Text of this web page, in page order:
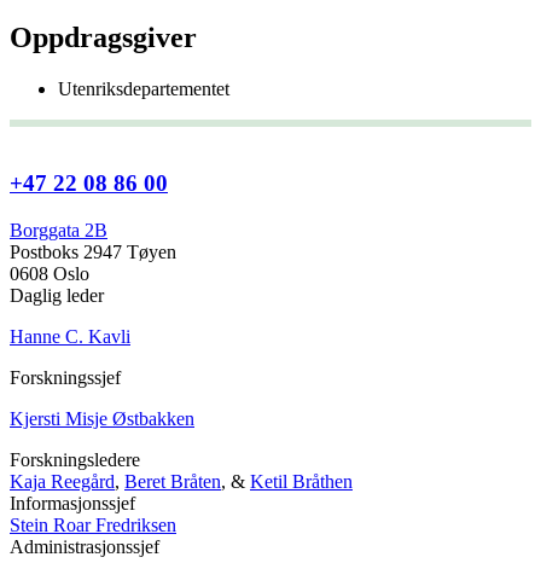
Oppdragsgiver
Utenriksdepartementet
+47 22 08 86 00
Borggata 2B
Postboks 2947 Tøyen
0608 Oslo
Daglig leder
Hanne C. Kavli
Forskningssjef
Kjersti Misje Østbakken
Forskningsledere
Kaja Reegård, Beret Bråten, & Ketil Bråthen
Informasjonssjef
Stein Roar Fredriksen
Administrasjonssjef